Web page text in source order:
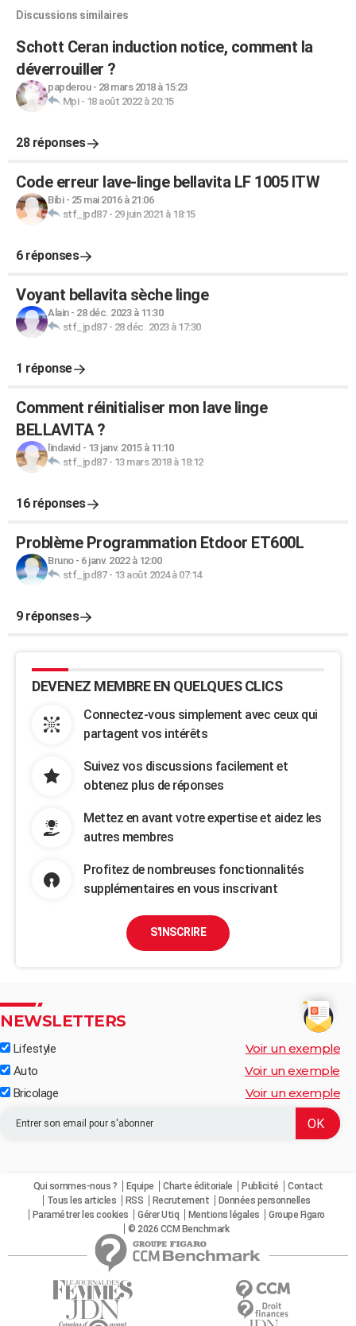
Discussions similaires
Schott Ceran induction notice, comment la
déverrouiller ?
papderou- 28 mars 2018 à 15:23
Mpi- 18 août 2022 à 20:15
28 réponses
Code erreur lave-linge bellavita LF 1005 ITW
Bibi- 25 mai 2016 à 21:06
stf_jpd87- 29 juin 2021 à 18:15
6 réponses
Voyant bellavita sèche linge
Alain- 28 déc. 2023 à 11:30
stf_jpd87- 28 déc. 2023 à 17:30
1 réponse
Comment réinitialiser mon lave linge
BELLAVITA ?
lindavid - 13 janv. 2015 à 11:10
stf_jpd87- 13 mars 2018 à 18:12
16 réponses
Problème Programmation Etdoor ET600L
Bruno- 6 janv. 2022 à 12:00
stf_jpd87- 13 août 2024 à 07:14
9 réponses
DEVENEZ MEMBRE EN QUELQUES CLICS
Connectez-vous simplement avec ceux qui
partagent vos intérêts
Suivez vos discussions facilement et
obtenez plus de réponses
Mettez en avant votre expertise et aidez les
autres membres
Profitez de nombreuses fonctionnalités
supplémentaires en vous inscrivant
S'INSCRIRE
NEWSLETTERS
Lifestyle Voir un exemple
Auto Voir un exemple
Bricolage Voir un exemple
Qui sommes-nous ? Equipe Charte éditoriale Publicité
Contact
Tous les articles
RSS Recrutement
Données personnelles
Paramétrer les cookies
Gérer Utiq Mentions légales
Groupe Figaro
© 2026 CCM Benchmark